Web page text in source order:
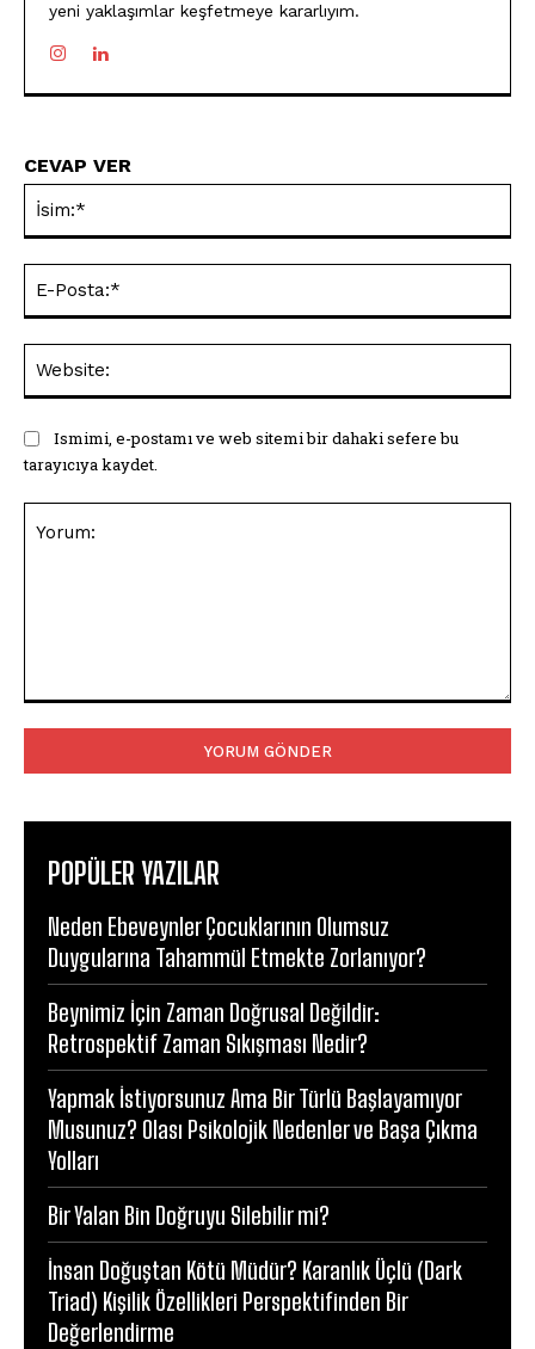
yeni yaklaşımlar keşfetmeye kararlıyım.
CEVAP VER
Ismimi, e-postamı ve web sitemi bir dahaki sefere bu
tarayıcıya kaydet.
POPÜLER YAZILAR
Neden Ebeveynler Çocuklarının Olumsuz
Duygularına Tahammül Etmekte Zorlanıyor?
Beynimiz İçin Zaman Doğrusal Değildir:
Retrospektif Zaman Sıkışması Nedir?
Yapmak İstiyorsunuz Ama Bir Türlü Başlayamıyor
Musunuz? Olası Psikolojik Nedenler ve Başa Çıkma
Yolları
Bir Yalan Bin Doğruyu Silebilir mi?
İnsan Doğuştan Kötü Müdür? Karanlık Üçlü (Dark
Triad) Kişilik Özellikleri Perspektifinden Bir
Değerlendirme